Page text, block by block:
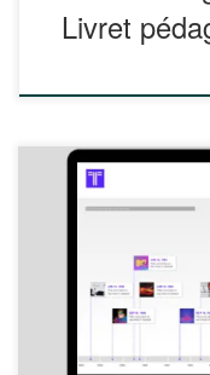
Livret
Timetoast est un
une ligne du temps.
offre deux types
liste. TimeToast
allez pouvoir placer
des bulles avec des